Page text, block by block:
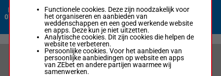
Nederland:
070 3380 365
VERANTWOORD WEDDEN & PRIVACYVERKLARING
Functionele cookies. Deze zijn noodzakelijk voor
het organiseren en aanbieden van
weddenschappen en een goed werkende website
en apps. Deze kun je niet uitzetten.
Analytische cookies. Dit zijn cookies die helpen de
website te verbeteren.
Persoonlijke cookies. Voor het aanbieden van
persoonlijke aanbiedingen op website en apps
van ZEbet en andere partijen waarmee wij
samenwerken.